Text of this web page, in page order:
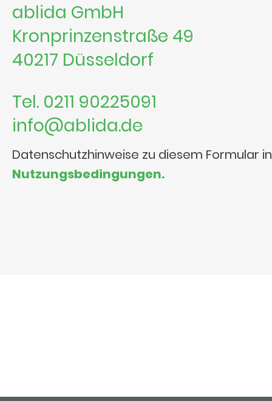
ablida GmbH
Kronprinzenstraße 49
40217 Düsseldorf
Tel. 0211 90225091
info@ablida.de
Datenschutzhinweise zu diesem Formular
Nutzungsbedingungen.